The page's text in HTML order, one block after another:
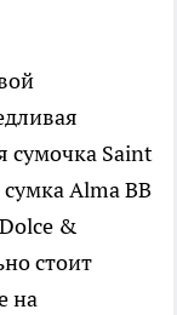
сумочка Saint
Alma BB
&
стоит
на